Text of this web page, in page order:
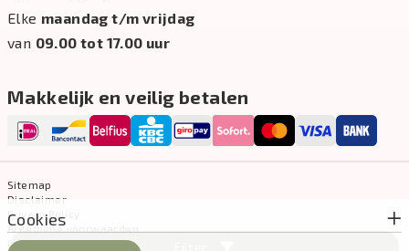
Elke maandag t/m vrijdag
van 09.00 tot 17.00 uur
Makkelijk en veilig betalen
Sitemap
Disclaimer
Privacy Policy
Algemene voorwaarden
Cookie-instellingen
Cookies